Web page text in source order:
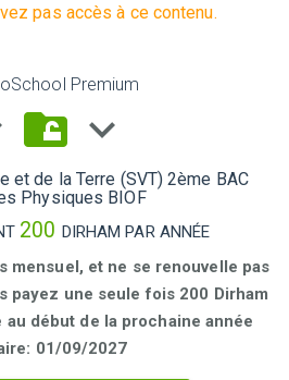
pas accès à ce contenu.
Premium
et de la Terre (SVT) 2ème BAC
Physiques BIOF
200 DIRHAM PAR ANNÉE
mensuel, et ne se renouvelle pas
payez une seule fois 200 Dirham
début de la prochaine année
01/09/2027